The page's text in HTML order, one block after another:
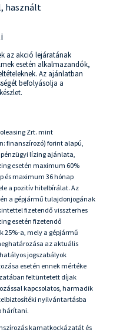
használt
az akció lejáratának
esetén alkalmazandók,
Az ajánlatban
befolyásolja a
Zrt. mint
finanszírozó) forint alapú,
lízing ajánlata,
esetén maximum 60%
és maximum 36 hónap
a pozitív hitelbírálat. Az
a gépjármű tulajdonjogának
fizetendő visszterhes
esetén fizetendő
25%-a, mely a gépjármű
az aktuális
jogszabályok
esetén ennek mértéke
feltüntetett díjak
kapcsolatos, harmadik
nyilvántartásba
hárítani.
kamatkockázatát és